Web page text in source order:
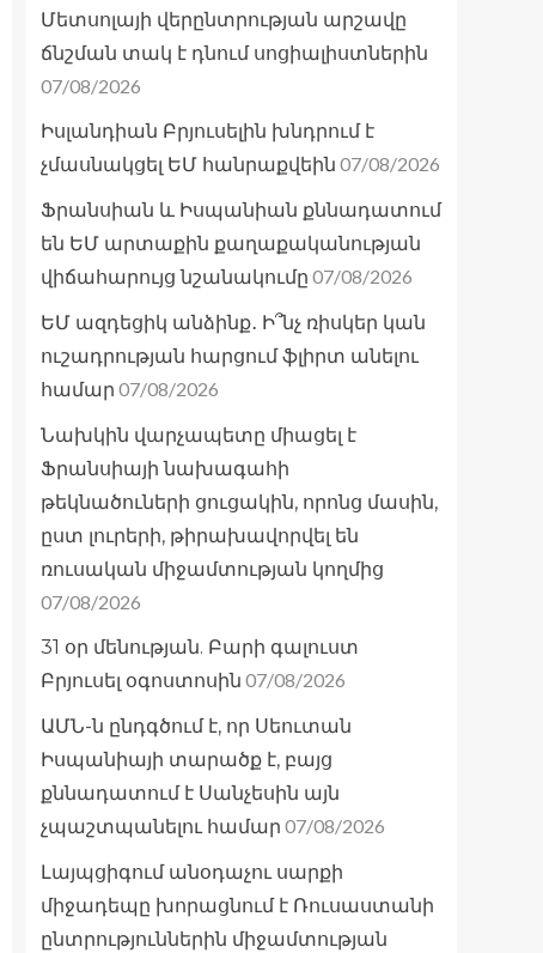
Մետսոլայի վերընտրության արշավը
ճնշման տակ է դնում սոցիալիստներին
07/08/2026
Իսլանդիան Բրյուսելին խնդրում է
չմասնակցել ԵՄ հանրաքվեին 07/08/2026
Ֆրանսիան և Իսպանիան քննադատում
են ԵՄ արտաքին քաղաքականության
վիճահարույց նշանակումը 07/08/2026
ԵՄ ազդեցիկ անձինք․ Ի՞նչ ռիսկեր կան
ուշադրության հարցում ֆլիրտ անելու
համար 07/08/2026
Նախկին վարչապետը միացել է
Ֆրանսիայի նախագահի
թեկնածուների ցուցակին, որոնց մասին,
ըստ լուրերի, թիրախավորվել են
ռուսական միջամտության կողմից
07/08/2026
31 օր մենության. Բարի գալուստ
Բրյուսել օգոստոսին 07/08/2026
ԱՄՆ-ն ընդգծում է, որ Սեուտան
Իսպանիայի տարածք է, բայց
քննադատում է Սանչեսին այն
չպաշտպանելու համար 07/08/2026
Լայպցիգում անօդաչու սարքի
միջադեպը խորացնում է Ռուսաստանի
ընտրություններին միջամտության